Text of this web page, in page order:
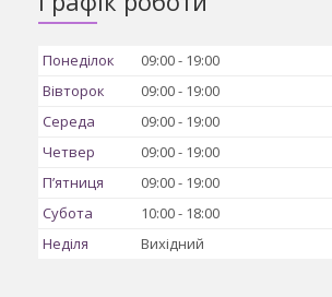
Понеділок 09:00
19:00
Вівторок
09:00
19:00
Середа
09:00
19:00
Четвер
09:00
19:00
Пʼятниця
09:00
19:00
Субота
10:00
18:00
Неділя
Вихідний